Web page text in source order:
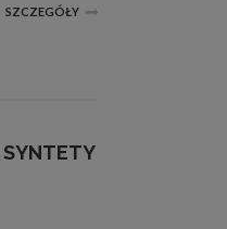
SZCZEGÓŁY